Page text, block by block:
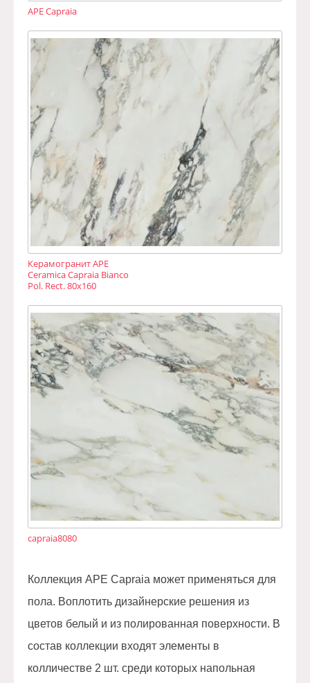
APE Capraia
Керамогранит APE
Ceramica Capraia Bianco
Pol. Rect. 80х160
capraia8080
Коллекция APE Capraia может применяться для
пола. Воплотить дизайнерские решения из
цветов белый и из полированная поверхности. В
состав коллекции входят элементы в
колличестве 2 шт. среди которых напольная